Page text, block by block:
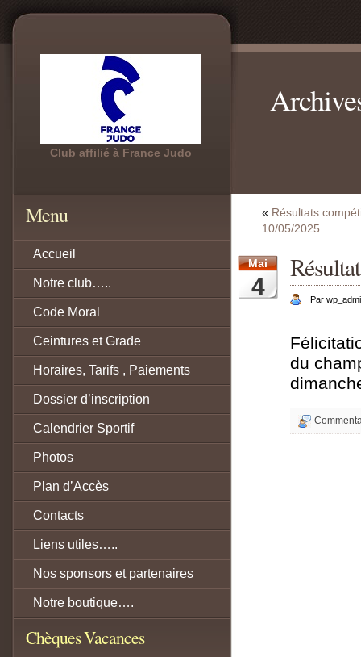
Club affilié à France Judo
Menu
Accueil
Notre club…..
Code Moral
Ceintures et Grade
Horaires, Tarifs , Paiements
Dossier d’inscription
Calendrier Sportif
Photos
Plan d’Accès
Contacts
Liens utiles…..
Nos sponsors et partenaires
Notre boutique….
Chèques Vacances
« Résultats
10/05/2025
Mai
4 Par
du